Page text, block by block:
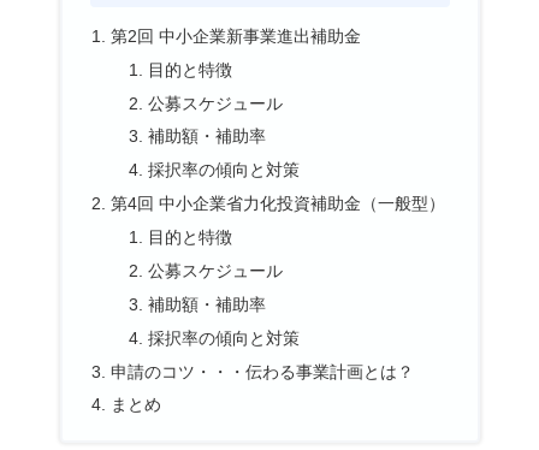
第2回 中小企業新事業進出補助金
目的と特徴
公募スケジュール
補助額・補助率
採択率の傾向と対策
第4回 中小企業省力化投資補助金（一般型）
目的と特徴
公募スケジュール
補助額・補助率
採択率の傾向と対策
申請のコツ・・・伝わる事業計画とは？
まとめ